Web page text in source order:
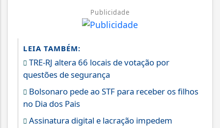
Publicidade
LEIA TAMBÉM:
TRE-RJ altera 66 locais de votação por
questões de segurança
Bolsonaro pede ao STF para receber os filhos
no Dia dos Pais
Assinatura digital e lacração impedem